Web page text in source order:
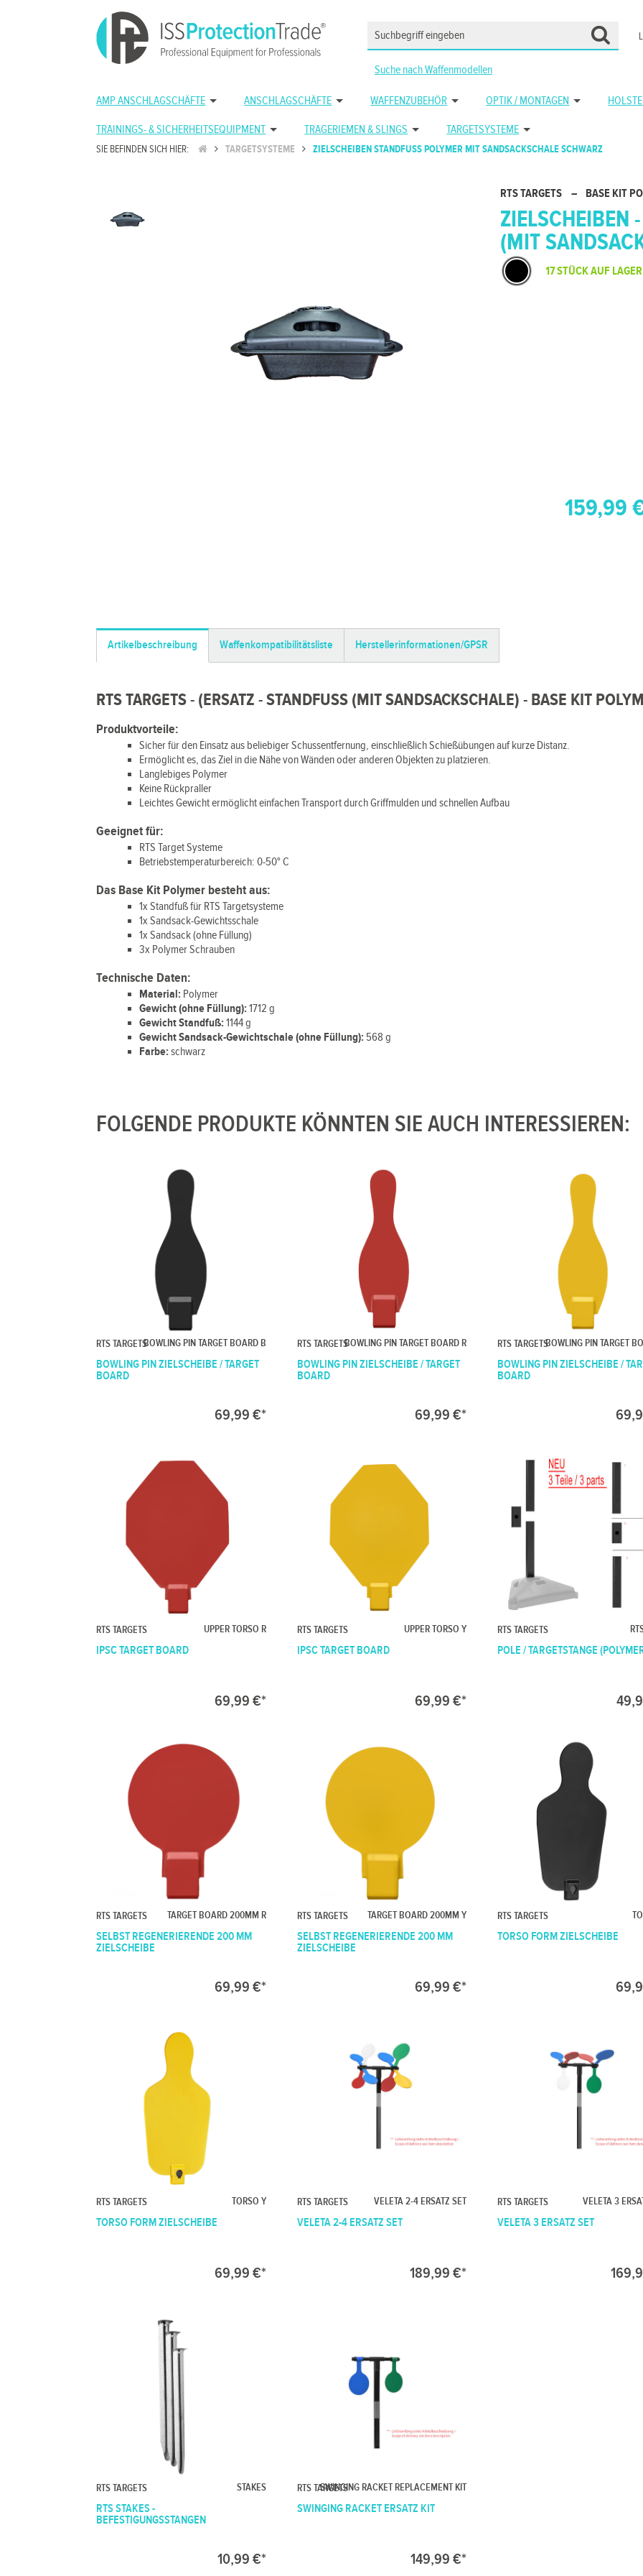
Suche nach Waffenmodellen
AMP ANSCHLAGSCHÄFTE ANSCHLAGSCHÄFTE WAFFENZUBEHÖR OPTIK / MONTAGEN
TRAININGS- & SICHERHEITSEQUIPMENT TRAGERIEMEN & SLINGS TARGETSYSTEME
SIE BEFINDEN SICH HIER: TARGETSYSTEME ZIELSCHEIBEN STANDFUSS POLYMER MIT SANDSACKSCHALE SCHWARZ
RTS TARGETS – BASE KIT
ZIELSCHEIBEN
MIT
17 STÜCK AUF LAGER
159,99
Artikelbeschreibung Waffenkompatibilitätsliste Herstellerinformationen/GPSR
RTS TARGETS - (ERSATZ - STANDFUSS ( MITSANDSACKSCHALE) - BASE KIT
Produktvorteile:
Sicher für den Einsatz aus beliebiger Schussentfernung, einschließlich Schießübungen auf kurze Distanz.
Ermöglicht es, das Ziel in die Nähe von Wänden oder anderen Objekten zu platzieren.
Langlebiges Polymer
Keine Rückpraller
Leichtes Gewicht ermöglicht einfachen Transport durch Griffmulden und schnellen Aufbau
Geeignet für:
RTS Target Systeme
Betriebstemperaturbereich: 0-50° C
Das Base Kit Polymer besteht aus:
1x Standfuß für RTS Targetsysteme
1x Sandsack-Gewichtsschale
1x Sandsack (ohne Füllung)
3x Polymer Schrauben
Technische Daten:
Material: Polymer
Gewicht (ohne Füllung): 1712 g
Gewicht Standfuß: 1144 g
Gewicht Sandsack-Gewichtschale (ohne Füllung): 568 g
Farbe: schwarz
FOLGENDE PRODUKTE KÖNNTEN SIE AUCH INTERESSIEREN:
RTS TARGETSBOWLING PIN TARGET BOARD B
BOWLING PIN ZIELSCHEIBE / TARGET
BOARD
69,99 €*
RTS TARGETSBOWLING PIN TARGET BOARD R
BOWLING PIN ZIELSCHEIBE / TARGET
BOARD
69,99 €*
RTS TARGETSBOWLING PIN TARGET
BOWLING PIN ZIELSCHEIBE /
BOARD
RTS TARGETS UPPER TORSO R
IPSC TARGET BOARD
69,99 €*
RTS TARGETS UPPER TORSO Y
IPSC TARGET BOARD
69,99 €*
RTS TARGETS
POLE / TARGETSTANGE
RTS TARGETS TARGET BOARD 200MM R
SELBST REGENERIERENDE 200 MM
ZIELSCHEIBE
69,99 €*
RTS TARGETS TARGET BOARD 200MM Y
SELBST REGENERIERENDE 200 MM
ZIELSCHEIBE
69,99 €*
RTS TARGETS
TORSO FORM ZIELSCHEIBE
RTS TARGETS TORSO Y
TORSO FORM ZIELSCHEIBE
69,99 €*
RTS TARGETS VELETA 2-4 ERSATZ SET
VELETA 2-4 ERSATZ SET
189,99 €*
RTS TARGETS VELETA 3
VELETA 3 ERSATZ SET
RTS TARGETS STAKES
RTS STAKES -
BEFESTIGUNGSSTANGEN
10,99 €*
RTS TARGETS
SWINGING RACKET REPLACEMENT KIT
SWINGING RACKET ERSATZ KIT
149,99 €*